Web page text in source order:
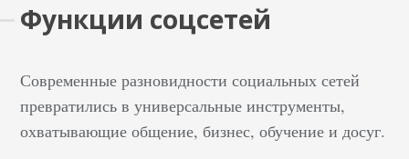
Функции соцсетей
Современные разновидности социальных сетей
превратились в универсальные инструменты,
охватывающие общение, бизнес, обучение и досуг.